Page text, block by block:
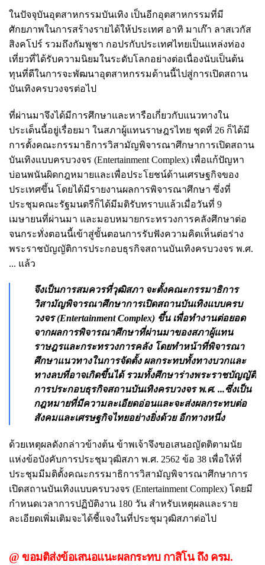
ในปัจจุบันอุตสาหกรรมบันเทิง เป็นอีกอุตสาหกรรมที่มี
ศักยภาพในการสร้างรายได้ให้ประเทศ อาทิ มาเก๊า ลาสเวกัส
สิงคโปร์ รวมถึงกัมพูชา กอปรกับประเทศไทยเป็นแหล่งท่อง
เที่ยวที่ได้รับความนิยมในระดับโลกอย่างต่อเนื่องนับเป็นต้น
ทุนที่ดีในการจะพัฒนาอุตสาหกรรมด้านนี้ไปสู่การเปิดสถาน
บันเทิงครบวงจรต่อไป
ที่ผ่านมาจึงได้มีการศึกษาและหารือเกี่ยวกับแนวทางใน
ประเด็นนี้อยู่เรื่อยมา ในสภาผู้แทนราษฎรไทย ชุดที่ 26 ก็ได้มี
การตั้งคณะกรรมาธิการวิสามัญพิจารณาศึกษาการเปิดสถาน
บันเทิงแบบครบวงจร (Entertainment Complex) เพื่อแก้ปัญหา
บ่อนพนันผิดกฎหมายและเพื่อประโยชน์ด้านเศรษฐกิจของ
ประเทศขึ้น โดยได้มีรายงานผลการพิจารณาศึกษา ซึ่งที่
ประชุมคณะรัฐมนตรีก็ได้มีมติรับทราบแล้วเมื่อวันที่ 9
เมษายนที่ผ่านมา และมอบหมายกระทรวงการคลังศึกษาต่อ
จนกระทั่งตอนนี้เข้าสู่ขั้นตอนการรับฟังความคิดเห็นต่อร่าง
พระราชบัญญัติการประกอบธุรกิจสถานบันเทิงครบวงจร พ.ศ.
... แล้ว
จึงเป็นการสมควรที่วุฒิสภา จะตั้งคณะกรรมาธิการ
วิสามัญพิจารณาศึกษาการเปิดสถานบันเทิงแบบครบ
วงจร (Entertainment Complex) ขึ้น เพื่อทำงานต่อยอด
จากผลการพิจารณาศึกษาที่ผ่านมาของสภาผู้แทน
ราษฎรและกระทรวงการคลัง โดยทำหน้าที่พิจารณา
ศึกษาแนวทางในการจัดตั้ง ผลกระทบทั้งทางบวกและ
ทางลบที่อาจเกิดขึ้นได้ รวมทั้งศึกษาร่างพระราชบัญญัติ
การประกอบธุรกิจสถานบันเทิงครบวงจร พ.ศ. ...ซึ่งเป็น
กฎหมายที่มีความละเอียดอ่อนและจะส่งผลกระทบต่อ
สังคมและเศรษฐกิจไทยอย่างยิ่งด้วย อีกทางหนึ่ง
ด้วยเหตุผลดังกล่าวข้างต้น ข้าพเจ้าจึงขอเสนอญัตติตามนัย
แห่งข้อบังคับการประชุมวุฒิสภา พ.ศ. 2562 ข้อ 38 เพื่อให้ที่
ประชุมมีมติตั้งคณะกรรมาธิการวิสามัญพิจารณาศึกษาการ
เปิดสถานบันเทิงแบบครบวงจร (Entertainment Complex) โดยมี
กำหนดเวลาการปฏิบัติงาน 180 วัน สำหรับเหตุผลและราย
ละเอียดเพิ่มเติมจะได้ชี้แจงในที่ประชุมวุฒิสภาต่อไป
@ ขอมติส่งข้อเสนอแนะผลกระทบ กาสิโน ถึง ครม.